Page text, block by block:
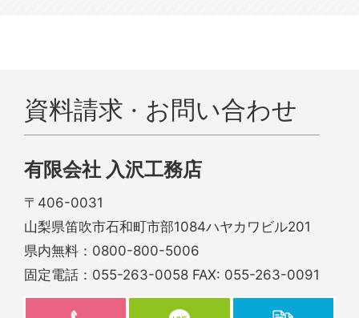
資料請求 · お問い合わせ
有限会社 入沢工務店
〒406-0031
山梨県笛吹市石和町市部1084ハヤカワビル201
県内無料： 0800-800-5006
固定電話： 055-263-0058 FAX: 055-263-0091